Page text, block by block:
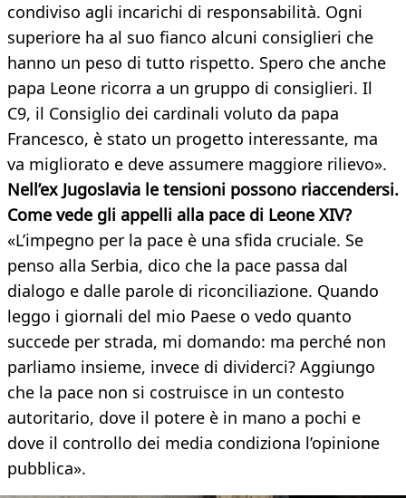
condiviso agli incarichi di responsabilità. Ogni
superiore ha al suo fianco alcuni consiglieri che
hanno un peso di tutto rispetto. Spero che anche
papa Leone ricorra a un gruppo di consiglieri. Il
C9, il Consiglio dei cardinali voluto da papa
Francesco, è stato un progetto interessante, ma
va migliorato e deve assumere maggiore rilievo».
Nell’ex Jugoslavia le tensioni possono riaccendersi.
Come vede gli appelli alla pace di Leone XIV?
«L’impegno per la pace è una sfida cruciale. Se
penso alla Serbia, dico che la pace passa dal
dialogo e dalle parole di riconciliazione. Quando
leggo i giornali del mio Paese o vedo quanto
succede per strada, mi domando: ma perché non
parliamo insieme, invece di dividerci? Aggiungo
che la pace non si costruisce in un contesto
autoritario, dove il potere è in mano a pochi e
dove il controllo dei media condiziona l’opinione
pubblica».